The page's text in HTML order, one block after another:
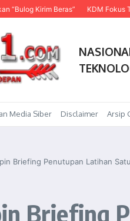
Beras” KDM Fokus Tuntaskan
Media Siber Disclaimer Arsip
Briefing Penutupan Latihan
Briefing